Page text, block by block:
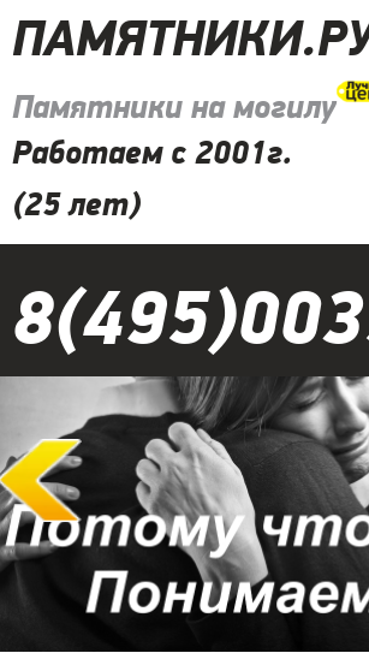
Памятники на могилу
Работаем с 2001г.
(25 лет)